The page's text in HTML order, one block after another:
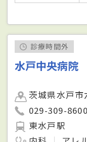
診療時間外
水戸中央病院
茨城県水戸
029-309-8600
東水戸駅